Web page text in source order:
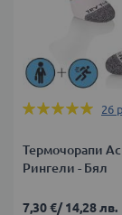
Оценка:
26
Термочорапи
Рингели - Бял
7,30 €/14,28 лв.